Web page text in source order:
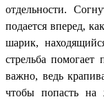
отдельности.
подается вперед,
шарик,
стрельба помогает
важно, ведь
чтобы попасть на